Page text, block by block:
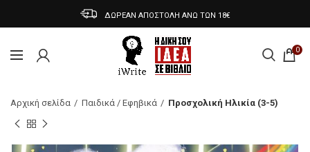
ΔΩΡΕΑΝ ΑΠΟΣΤΟΛΗ ΑΝΩ ΤΩΝ 18€
0
Αρχική σελίδα Παιδικά / Εφηβικά Προσχολική Ηλικία (3-5)